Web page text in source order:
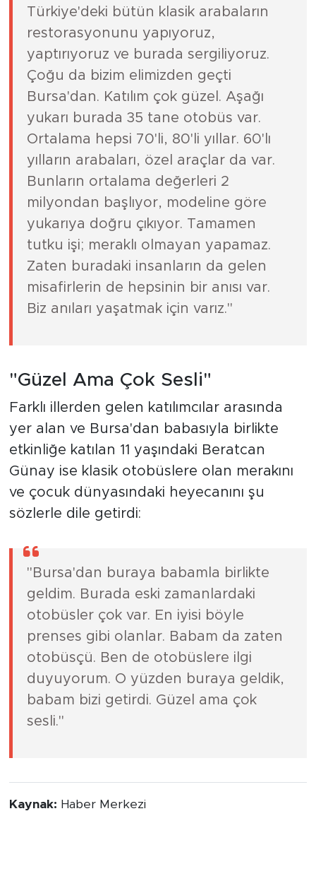
Türkiye'deki bütün klasik arabaların
restorasyonunu yapıyoruz,
yaptırıyoruz ve burada sergiliyoruz.
Çoğu da bizim elimizden geçti
Bursa'dan. Katılım çok güzel. Aşağı
yukarı burada 35 tane otobüs var.
Ortalama hepsi 70'li, 80'li yıllar. 60'lı
yılların arabaları, özel araçlar da var.
Bunların ortalama değerleri 2
milyondan başlıyor, modeline göre
yukarıya doğru çıkıyor. Tamamen
tutku işi; meraklı olmayan yapamaz.
Zaten buradaki insanların da gelen
misafirlerin de hepsinin bir anısı var.
Biz anıları yaşatmak için varız."
"Güzel Ama Çok Sesli"
Farklı illerden gelen katılımcılar arasında
yer alan ve Bursa'dan babasıyla birlikte
etkinliğe katılan 11 yaşındaki Beratcan
Günay ise klasik otobüslere olan merakını
ve çocuk dünyasındaki heyecanını şu
sözlerle dile getirdi:
"Bursa'dan buraya babamla birlikte
geldim. Burada eski zamanlardaki
otobüsler çok var. En iyisi böyle
prenses gibi olanlar. Babam da zaten
otobüsçü. Ben de otobüslere ilgi
duyuyorum. O yüzden buraya geldik,
babam bizi getirdi. Güzel ama çok
sesli."
Kaynak: Haber Merkezi